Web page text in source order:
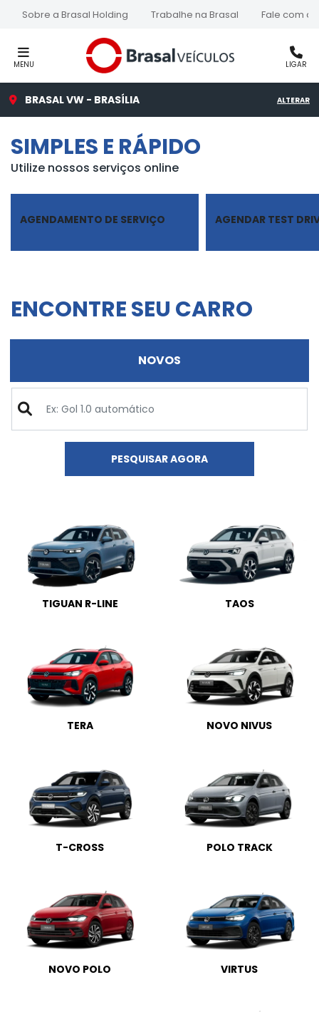
Sobre a Brasal Holding Trabalhe na Brasal Fale com a
MENU LIGAR
BRASAL VW - BRASÍLIA ALTERAR
SIMPLES E RÁPIDO
Utilize nossos serviços online
AGENDAMENTO DE SERVIÇO AGENDAR TEST
ENCONTRE SEU CARRO
NOVOS
PESQUISAR AGORA
TIGUAN R-LINE TAOS
TERA NOVO NIVUS
T-CROSS POLO TRACK
NOVO POLO VIRTUS